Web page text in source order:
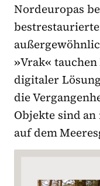
Nordeuropas
»Vrak«
digitaler
die
Objekte sind
auf dem